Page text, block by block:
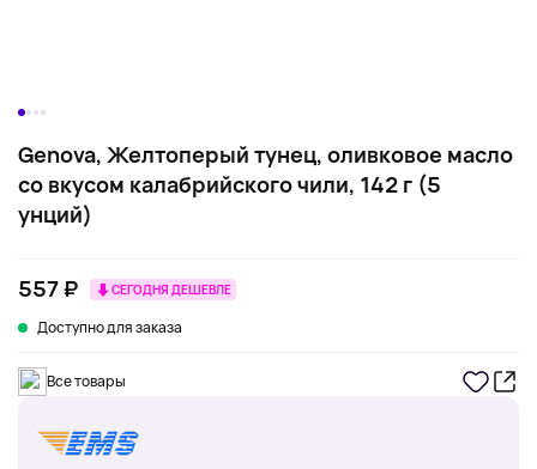
Genova, Желтоперый тунец, оливковое масло
со вкусом калабрийского чили, 142 г (5
унций)
557 ₽ СЕГОДНЯ ДЕШЕВЛЕ
Доступно для заказа
Все товары